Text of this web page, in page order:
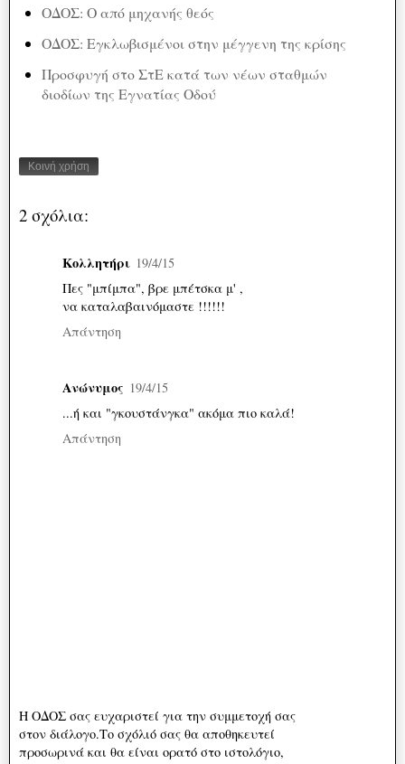
ΟΔΟΣ: O από μηχανής θεός
ΟΔΟΣ: Εγκλωβισμένοι στην μέγγενη της κρίσης
Προσφυγή στο ΣτΕ κατά των νέων σταθμών
διοδίων της Εγνατίας Οδού
Κοινή χρήση
2 σχόλια:
Κολλητήρι 19/4/15
Πες "μπίμπα", βρε μπέτσκα μ' ,
να καταλαβαινόμαστε !!!!!!
Απάντηση
Ανώνυμος 19/4/15
...ή και "γκουστάνγκα" ακόμα πιο καλά!
Απάντηση
Η ΟΔΟΣ σας ευχαριστεί για την συμμετοχή σας
στον διάλογο.Το σχόλιό σας θα αποθηκευτεί
προσωρινά και θα είναι ορατό στο ιστολόγιο,